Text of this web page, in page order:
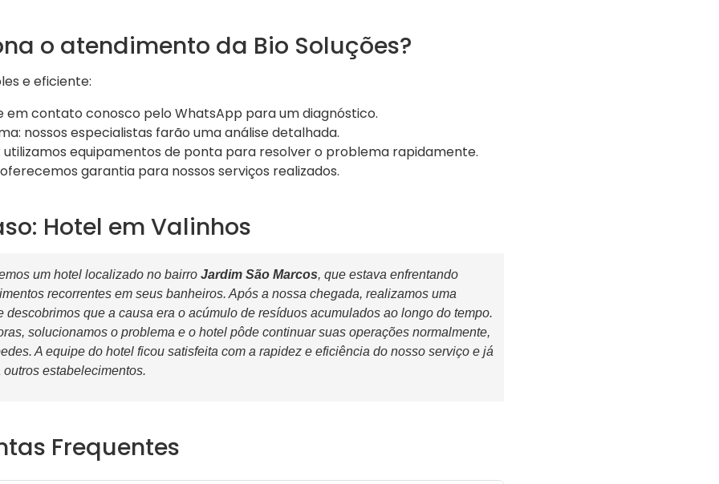
o atendimento da Bio Soluções?
e eficiente:
em contato conosco pelo WhatsApp para um diagnóstico.
nossos especialistas farão uma análise detalhada.
utilizamos equipamentos de ponta para resolver o problema rapidamente.
garantia para nossos serviços realizados.
Hotel em Valinhos
um hotel localizado no bairro Jardim São Marcos, que estava enfrentando
recorrentes em seus banheiros. Após a nossa chegada, realizamos uma
descobrimos que a causa era o acúmulo de resíduos acumulados ao longo do tempo.
solucionamos o problema e o hotel pôde continuar suas operações normalmente,
A equipe do hotel ficou satisfeita com a rapidez e eficiência do nosso serviço e já
estabelecimentos.
Frequentes